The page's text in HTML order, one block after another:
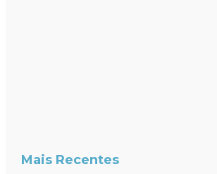
Mais Recentes